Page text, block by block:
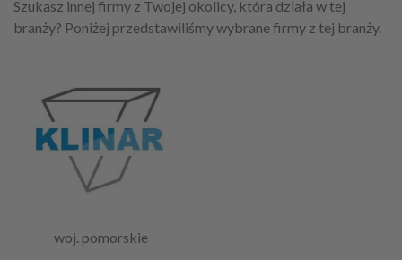
Szukasz innej firmy z Twojej okolicy, która działa w tej
branży? Poniżej przedstawiliśmy wybrane firmy z tej branży.
woj. pomorskie